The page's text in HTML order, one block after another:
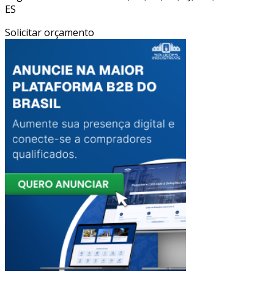
ES
Solicitar orçamento